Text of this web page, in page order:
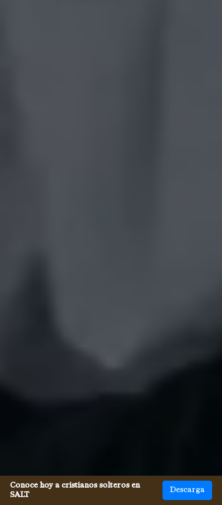
Conoce hoy a cristianos solteros en
SALT
Descarga